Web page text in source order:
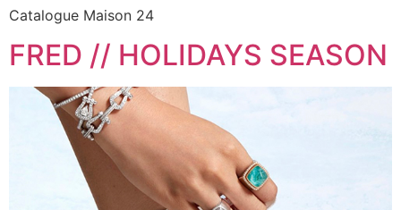
Catalogue Maison 24
FRED // HOLIDAYS SEASON